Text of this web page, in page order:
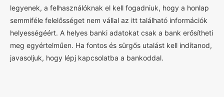
legyenek, a felhasználóknak el kell fogadniuk, hogy a honlap
semmiféle felelősséget nem vállal az itt található információk
helyességéért. A helyes banki adatokat csak a bank erősítheti
meg egyértelműen. Ha fontos és sürgős utalást kell indítanod,
javasoljuk, hogy lépj kapcsolatba a bankoddal.